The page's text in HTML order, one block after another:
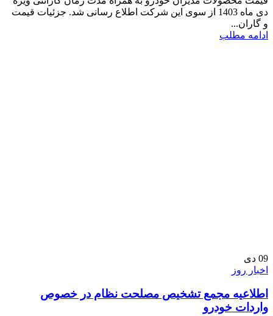
دی ماه 1403 از سوی این شرکت اطلاع رسانی شد. جزئیات قیمت
و گاران...
ادامه مطلب
09 دی
اخبار روز
اطلاعیه مجمع تشخیص مصلحت نظام در خصوص
واردات خودرو